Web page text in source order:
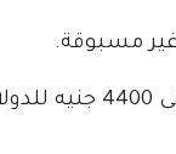
مسبوقة.
وأبلغ متعاملون في السوق